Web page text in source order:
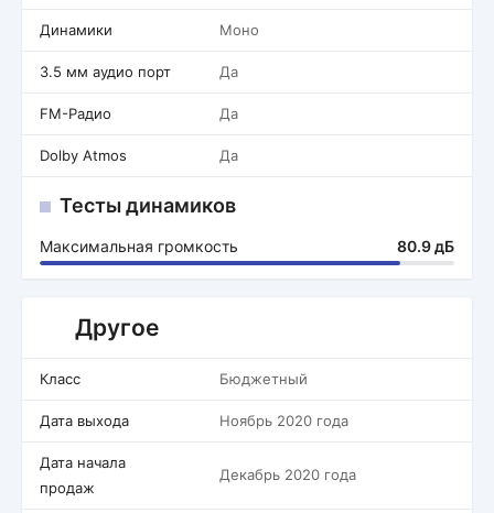
Динамики Моно
3.5 мм аудио порт Да
FM-Радио Да
Dolby Atmos Да
Тесты динамиков
Максимальная громкость 80.9 дБ
Другое
Класс Бюджетный
Дата выхода Ноябрь 2020 года
Дата начала
продаж
Декабрь 2020 года